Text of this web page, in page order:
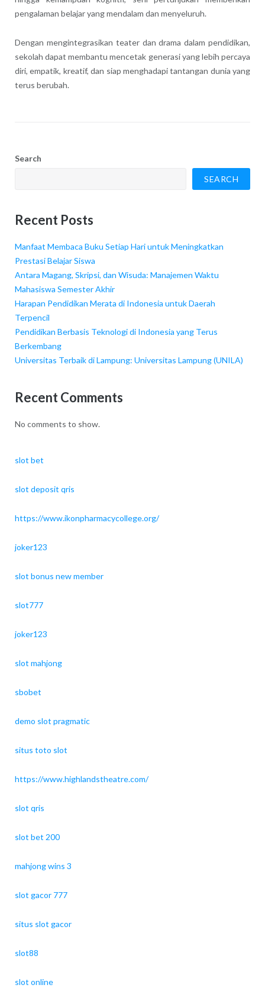
pengalaman belajar yang mendalam dan menyeluruh.
Dengan mengintegrasikan teater dan drama dalam pendidikan,
sekolah dapat membantu mencetak generasi yang lebih percaya
diri, empatik, kreatif, dan siap menghadapi tantangan dunia yang
terus berubah.
Search
SEARCH
Recent Posts
Manfaat Membaca Buku Setiap Hari untuk Meningkatkan
Prestasi Belajar Siswa
Antara Magang, Skripsi, dan Wisuda: Manajemen Waktu
Mahasiswa Semester Akhir
Harapan Pendidikan Merata di Indonesia untuk Daerah
Terpencil
Pendidikan Berbasis Teknologi di Indonesia yang Terus
Berkembang
Universitas Terbaik di Lampung: Universitas Lampung (UNILA)
Recent Comments
No comments to show.
slot bet
slot deposit qris
https://www.ikonpharmacycollege.org/
joker123
slot bonus new member
slot777
joker123
slot mahjong
sbobet
demo slot pragmatic
situs toto slot
https://www.highlandstheatre.com/
slot qris
slot bet 200
mahjong wins 3
slot gacor 777
situs slot gacor
slot88
slot online